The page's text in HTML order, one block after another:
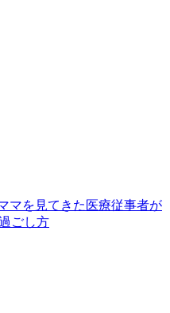
マを見てきた医療従事者が
ごし方